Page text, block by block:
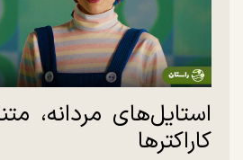
استایل‌های مردانه،
کاراکتر‌ها